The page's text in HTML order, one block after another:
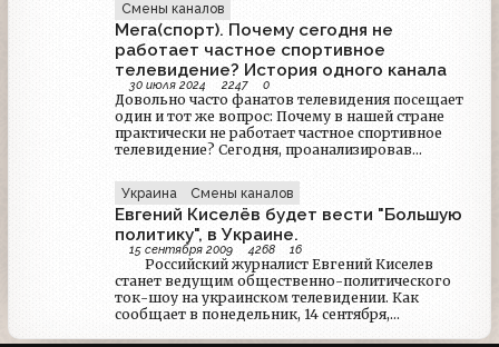
появился свой детский телеканал. Как он
появился, разделился с Телеклубом,
реабилитировал, был каналом НТВ-Плюс и не
только, вы сегодня и узнаете... (Сценарий
закрытый рубрики Кладбище телеканалов)
Смены каналов
Мега(спорт). Почему сегодня не
работает частное спортивное
телевидение? История одного канала
30 июля 2024 2247 0
Довольно часто фанатов телевидения посещает
один и тот же вопрос: Почему в нашей стране
практически не работает частное спортивное
телевидение? Сегодня, проанализировав
сможете переложить её на действительность
стран СНГ и самостоятельно ответить на
заданный вопрос.
Украина Смены каналов
Евгений Киселёв будет вести "Большую
политику", в Украине.
15 сентября 2009 4268 16
Российский журналист Евгений Киселев
станет ведущим общественно-политического
ток-шоу на украинском телевидении. Как
сообщает в понедельник, 14 сентября,